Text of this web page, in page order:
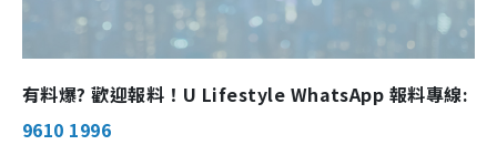
有料爆? 歡迎報料！U Lifestyle WhatsApp 報料專線:
9610 1996